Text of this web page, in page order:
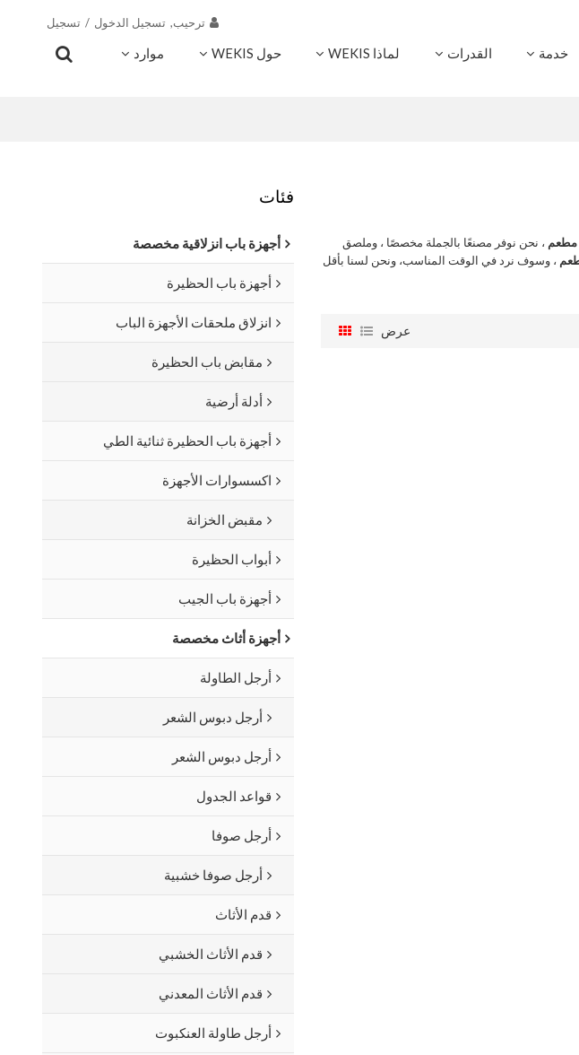
ترحيب, تسجيل الدخول / تسجيل
خدمة القدرات لماذا WEKIS حول WEKIS موارد
فئات
أجهزة باب انزلاقية مخصصة
أجهزة باب الحظيرة
انزلاق ملحقات الأجهزة الباب
مقابض باب الحظيرة
أدلة أرضية
أجهزة باب الحظيرة ثنائية الطي
اكسسوارات الأجهزة
مقبض الخزانة
أبواب الحظيرة
أجهزة باب الجيب
أجهزة أثاث مخصصة
أرجل الطاولة
أرجل دبوس الشعر
أرجل دبوس الشعر
قواعد الجدول
أرجل صوفا
أرجل صوفا خشبية
قدم الأثاث
قدم الأثاث الخشبي
قدم الأثاث المعدني
أرجل طاولة العنكبوت
مطعم ، نحن نوفر مصنعًا بالجملة مخصصًا ، وملصق
، وسوف نرد في الوقت المناسب، ونحن لسنا بأقل
عرض